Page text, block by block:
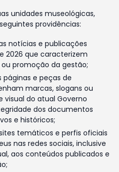
unidades museológicas,
providências:
notícias e publicações
2026 que caracterizem
promoção da gestão;
e peças de
marcas, slogans ou
do atual Governo
dos documentos
e históricos;
temáticos e perfis oficiais
nas redes sociais, inclusive
aos conteúdos publicados e